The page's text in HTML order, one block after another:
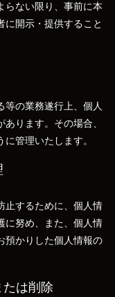
らない限り、事前に本
に開示・提供すること
等の業務遂行上、個人
ります。その場合、
管理いたします。
止するために、個人情
に努め、また、個人情
預かりした個人情報の
は削除